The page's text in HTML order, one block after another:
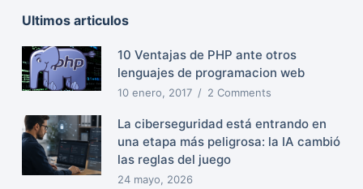
Ultimos articulos
10 Ventajas de PHP ante otros
lenguajes de programacion web
10 enero, 2017 2 Comments
La ciberseguridad está entrando en
una etapa más peligrosa: la IA cambió
las reglas del juego
24 mayo, 2026